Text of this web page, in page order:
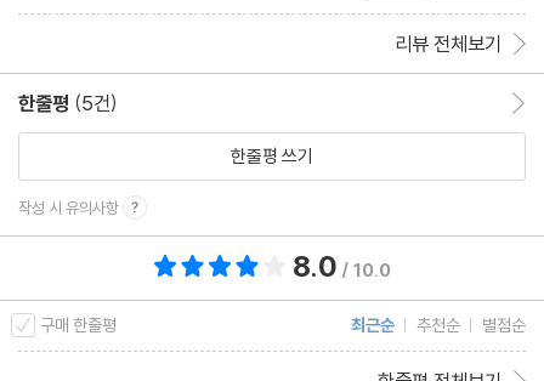
힌 방향으로 되돌려놓고자 노력했다.”
저자와 함께 여행하면서 독자는 이슬람 세계가 탄생하고 번성한 과
중동 지역에서 전쟁과 테러가 난무하는 원인에 대해서도 일방의 관
점이 아니라 균형 잡힌 시각으로 바라볼 수 있게 된다.
17. 알제/알제리: 카뮈와 지드의 정신적 고향
18. 마라케시/모로코: 엘프나 광장만으로 감동인 도시
20. 그라나다/스페인: 그 이름만으로도 황홀한 알함브라의 도시
리뷰 전체보기
한줄평 (5건)
한줄평 쓰기
작성 시 유의사항
8.0 / 10.0
구매 한줄평 최근순 추천순 별점순